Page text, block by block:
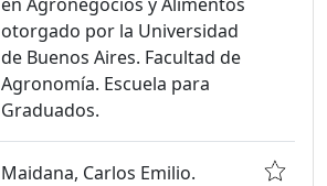
otorgado por la Universidad
de Buenos Aires. Facultad de
Agronomía. Escuela para
Graduados.
Maidana, Carlos Emilio.